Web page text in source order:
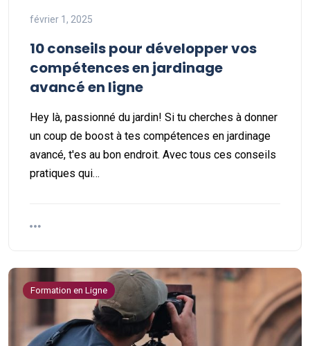
février 1, 2025
10 conseils pour développer vos
compétences en jardinage
avancé en ligne
Hey là, passionné du jardin! Si tu cherches à donner
un coup de boost à tes compétences en jardinage
avancé, t'es au bon endroit. Avec tous ces conseils
pratiques qui…
Formation en Ligne